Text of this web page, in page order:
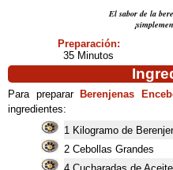
El sabor de la
Preparación:
35 Minutos
Para preparar Berenjenas
ingredientes:
1 Kilogramo de
2 Cebollas Grandes